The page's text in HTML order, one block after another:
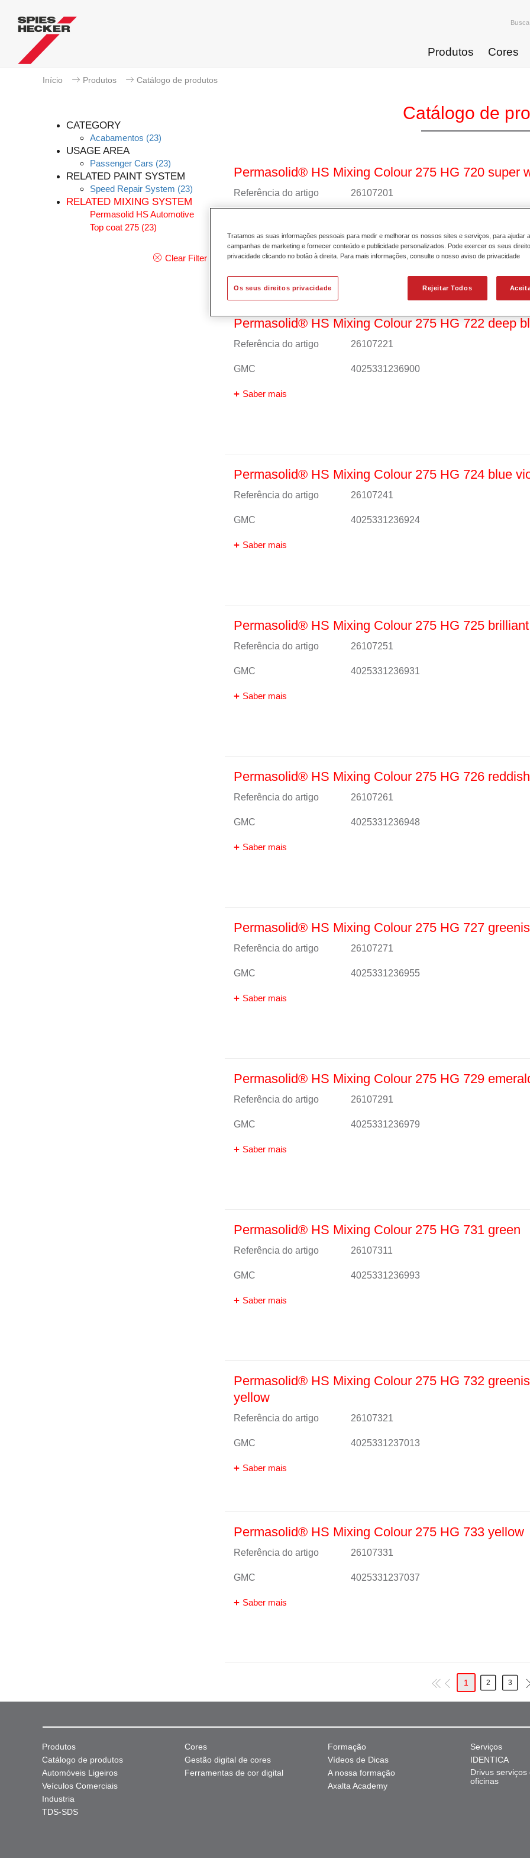
Produtos Cores
Início Produtos Catálogo de produtos
CATEGORY
Acabamentos (23)
USAGE AREA
Passenger Cars (23)
RELATED PAINT SYSTEM
Speed Repair System (23)
RELATED MIXING SYSTEM
Permasolid HS Automotive
Top coat 275 (23)
Clear Filter
Catálogo de
Permasolid® HS Mixing Colour 275 HG 720 super
Referência do artigo 26107201
Saber mais
Permasolid® HS Mixing Colour 275 HG 722 deep
Referência do artigo 26107221
GMC 4025331236900
Saber mais
Permasolid® HS Mixing Colour 275 HG 724 blue
Referência do artigo 26107241
GMC 4025331236924
Saber mais
Permasolid® HS Mixing Colour 275 HG 725
Referência do artigo 26107251
GMC 4025331236931
Saber mais
Permasolid® HS Mixing Colour 275 HG 726
Referência do artigo 26107261
GMC 4025331236948
Saber mais
Permasolid® HS Mixing Colour 275 HG 727
Referência do artigo 26107271
GMC 4025331236955
Saber mais
Permasolid® HS Mixing Colour 275 HG 729
Referência do artigo 26107291
GMC 4025331236979
Saber mais
Permasolid® HS Mixing Colour 275 HG 731 green
Referência do artigo 26107311
GMC 4025331236993
Saber mais
Permasolid® HS Mixing Colour 275 HG 732
yellow
Referência do artigo 26107321
GMC 4025331237013
Saber mais
Permasolid® HS Mixing Colour 275 HG 733 yellow
Referência do artigo 26107331
GMC 4025331237037
Saber mais
1 2 3
Produtos
Catálogo de produtos
Automóveis Ligeiros
Veículos Comerciais
Industria
TDS-SDS
Cores
Gestão digital de cores
Ferramentas de cor digital
Formação
Vídeos de Dicas
A nossa formação
Axalta Academy
Serviços
IDENTICA
Drivus
oficinas
Tratamos as suas informações pessoais para medir e melhorar os nossos sites e serviços, para ajudar
campanhas de marketing e fornecer conteúdo e publicidade personalizados. Pode exercer os seus
privacidade clicando no botão à direita. Para mais informações, consulte o nosso aviso de privacidade
Rejeitar Todos
Os seus direitos privacidade